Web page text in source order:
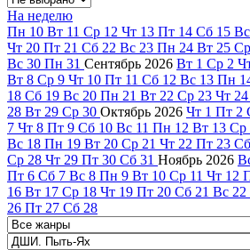
На неделю
Пн 10 Вт 11 Ср 12 Чт 13 Пт 14 Сб 15 Вс
Чт 20 Пт 21 Сб 22 Вс 23 Пн 24 Вт 25 Ср
Вс 30 Пн 31 Сентябрь 2026 Вт 1 Ср 2
Вт 8 Ср 9 Чт 10 Пт 11 Сб 12 Вс 13 Пн
18 Сб 19 Вс 20 Пн 21 Вт 22 Ср 23 Чт 24
28 Вт 29 Ср 30 Октябрь 2026 Чт 1 Пт 2
7 Чт 8 Пт 9 Сб 10 Вс 11 Пн 12 Вт 13 Ср
Вс 18 Пн 19 Вт 20 Ср 21 Чт 22 Пт 23 Сб
Ср 28 Чт 29 Пт 30 Сб 31 Ноябрь 2026
Пт 6 Сб 7 Вс 8 Пн 9 Вт 10 Ср 11 Чт 12
16 Вт 17 Ср 18 Чт 19 Пт 20 Сб 21 Вс 22
26 Пт 27 Сб 28